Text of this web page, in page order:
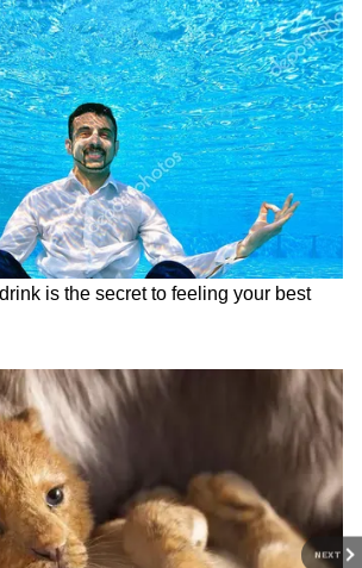
NEXT
बनाए गए हैं।
APP
पर पढ़ें देशभर की सबसे ताज़ा
in Hindi, जो हम खास तौर पर
हैं। दुनिया की हलचल, अंतरराष्ट्रीय
— सब कुछ साफ, संक्षिप्त और
हमारीWorld News in Hindi
से जुड़ी खबरें, प्रशासनिक फैसले
जानने के लिए देखेंState News
मिलती है यहां, हमारे
UP News
Newsमें पाएं बिहार की असली
से लेकर पटना तक की ताज़ा रिपोर्ट,
के साथ, सिर्फ Asianet News